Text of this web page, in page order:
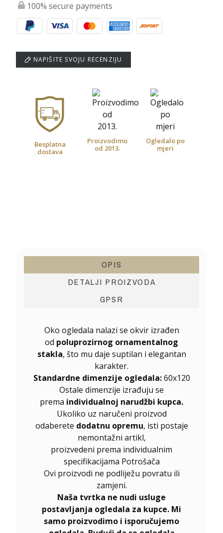
100% secure payments
NAPIŠITE SVOJU RECENZIJU
Besplatna
dostava
Proizvodimo
od 2013.
Ogledalo po
mjeri
OPIS
DETALJI PROIZVODA
GPSR
Oko ogledala nalazi se okvir izrađen
od poluprozirnog ornamentalnog
stakla, što mu daje suptilan i elegantan
karakter.
Standardne dimenzije ogledala:60x120
Ostale dimenzije izrađuju se
prema individualnoj narudžbi kupca.
Ukoliko uz naručeni proizvod
odaberete dodatnu opremu, isti postaje
nemontažni artikl,
proizvedeni prema individualnim
specifikacijama Potrošača
Ovi proizvodi ne podliježu povratu ili
zamjeni.
Naša tvrtka ne nudi usluge
postavljanja ogledala za kupce. Mi
samo proizvodimo i isporučujemo